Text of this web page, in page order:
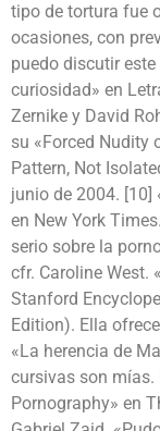
tipo de tortura fue
ocasiones, con
puedo discutir
curiosidad» en
Zernike y David
su «Forced Nudity
Pattern, Not
junio de 2004. [10]
en New York
serio sobre la
cfr. Caroline West.
Stanford
Edition). Ella
«La herencia de
cursivas son mías.
Pornography» en